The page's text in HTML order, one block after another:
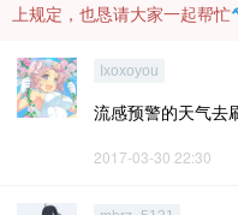
上规定，也恳请大家一起帮忙
Ixoxoyou
流感预警的天气去
2017-03-30 22:30